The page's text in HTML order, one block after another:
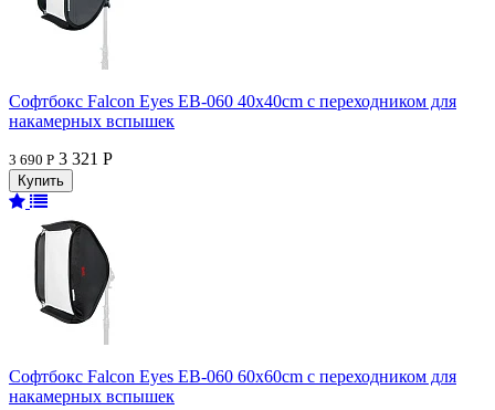
Софтбокс Falcon Eyes EB-060 40x40cm с переходником для
накамерных вспышек
3 690 Р 3 321 Р
Софтбокс Falcon Eyes EB-060 60x60cm с переходником для
накамерных вспышек